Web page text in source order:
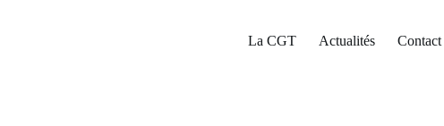
La CGT Actualités Contact